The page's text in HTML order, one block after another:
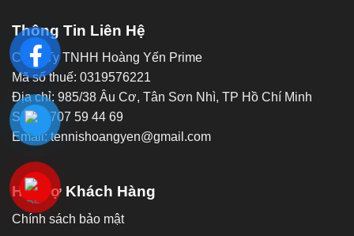
Thông Tin Liên Hệ
Công Ty TNHH Hoàng Yến Prime
Mã số thuế: 0319576221
Địa chỉ: 985/38 Âu Cơ, Tân Sơn Nhì, TP Hồ Chí Minh
SĐT: 0707 59 44 69
Email: tennishoangyen@gmail.com
Hỗ Trợ Khách Hàng
Chính sách bảo mật